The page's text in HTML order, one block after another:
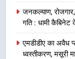
जनकल्याण,
गति : धामी
एमडीडीए का अवैध
ध्वस्तीकरण, मसूरी